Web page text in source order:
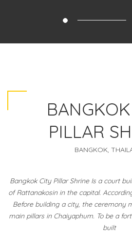
PILLAR
BANGKOK,
Bangkok City Pillar Shrine Is a court
of Rattanakosin in the capital.
Before building a city, the ceremony
main pillars in Chaiyaphum. To be a
built